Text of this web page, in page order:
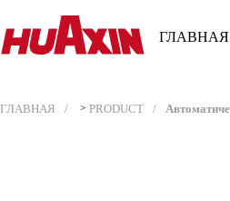
ГЛАВНАЯ
ГЛАВНАЯ > PRODUCT